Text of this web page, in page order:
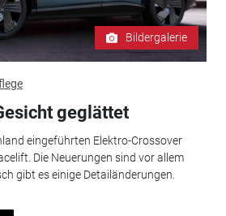
Bildergalerie
geglättet
eingeführten Elektro-Crossover
Die Neuerungen sind vor allem
gibt es einige Detailänderungen.